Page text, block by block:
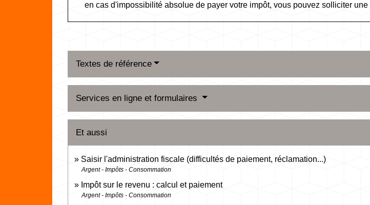
en cas d'impossibilité absolue de payer votre impôt, vous pouvez solliciter une
Textes de référence
Services en ligne et formulaires
Et aussi
Saisir l'administration fiscale (difficultés de paiement, réclamation...)
Argent - Impôts - Consommation
Impôt sur le revenu : calcul et paiement
Argent - Impôts - Consommation